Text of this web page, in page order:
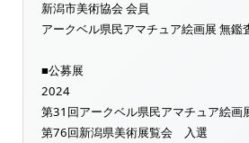
新潟市美術協会 会員
アークベル県民アマチュア絵画展 無鑑
■公募展
2024
第31回アークベル県民アマチュア絵
第76回新潟県美術展覧会 入選